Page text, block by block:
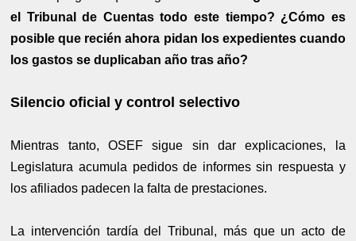
el Tribunal de Cuentas todo este tiempo? ¿Cómo es
posible que recién ahora pidan los expedientes cuando
los gastos se duplicaban año tras año?
Silencio oficial y control selectivo
Mientras tanto, OSEF sigue sin dar explicaciones, la
Legislatura acumula pedidos de informes sin respuesta y
los afiliados padecen la falta de prestaciones.
La intervención tardía del Tribunal, más que un acto de